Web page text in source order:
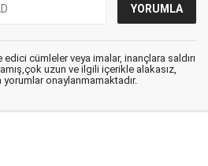
cümleler veya imalar, inançlara saldırı
uzun ve ilgili içerikle alakasız,
onaylanmamaktadır.